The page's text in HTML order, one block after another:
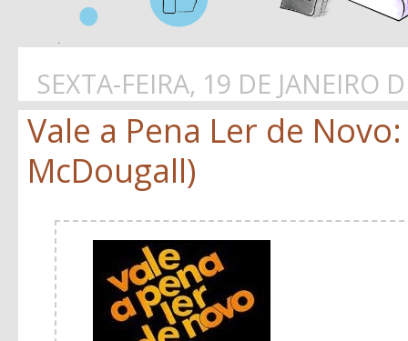
SEXTA-FEIRA, 19 DE JANEIRO
Vale a Pena Ler de
McDougall)